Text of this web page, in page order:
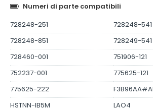
Numeri di parte compatibili
728248-251
728248-541
728248-851
728249-541
728460-001
751906-121
752237-001
775625-121
775625-222
HSTNN-IB5M
LAO4